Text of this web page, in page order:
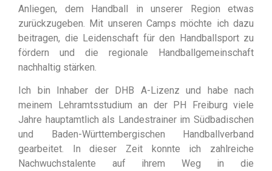
Anliegen, dem Handball in unserer Region etwas
zurückzugeben. Mit unseren Camps möchte ich dazu
beitragen, die Leidenschaft für den Handballsport zu
fördern und die regionale Handballgemeinschaft
nachhaltig stärken.
Ich bin Inhaber der DHB A-Lizenz und habe nach
meinem Lehramtsstudium an der PH Freiburg viele
Jahre hauptamtlich als Landestrainer im Südbadischen
und Baden-Württembergischen Handballverband
gearbeitet. In dieser Zeit konnte ich zahlreiche
Nachwuchstalente auf ihrem Weg in die